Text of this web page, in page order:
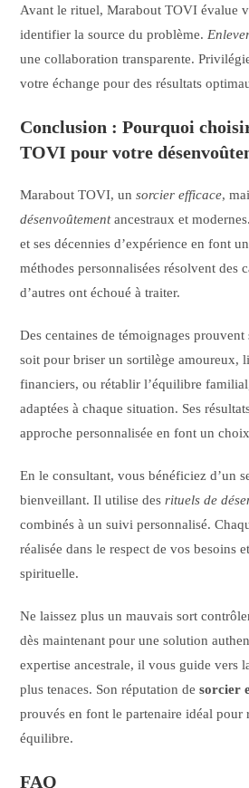
Avant le rituel, Marabout TOVI évalue
identifier la source du problème.
une collaboration transparente.
votre échange pour des résultats
Conclusion : Pourquoi
TOVI pour votre
Marabout TOVI, unsorcier efficace,
désenvoûtementancestraux et
et ses décennies d’expérience en font
méthodes personnalisées résolvent des
d’autres ont échoué à traiter.
Des centaines de témoignages
soit pour briser un sortilège amoureux,
financiers, ou rétablir l’équilibre
adaptées à chaque situation. Ses
approche personnalisée en font un
En le consultant, vous bénéficiez d’un
bienveillant. Il utilise desrituels de
combinés à un suivi personnalisé.
réalisée dans le respect de vos besoins
spirituelle.
Ne laissez plus un mauvais sort
dès maintenant pour une solution
expertise ancestrale, il vous guide vers
plus tenaces. Son réputation desorcier
prouvés en font le partenaire idéal pour
équilibre.
FAQ